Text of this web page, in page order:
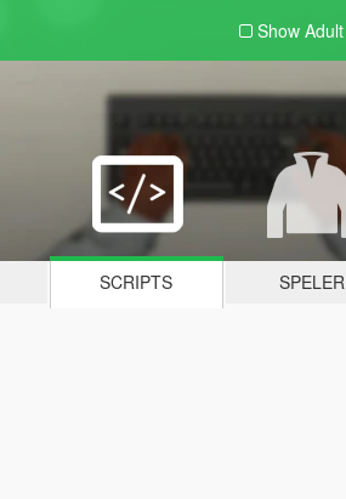
Show Adult
SCRIPTS SPELER